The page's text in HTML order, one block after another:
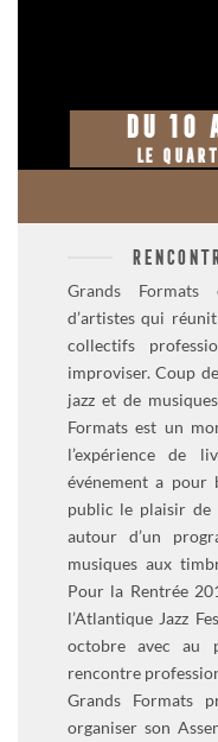
DU 10
LE
Grands Formats
d’artistes qui
collectifs
improviser. Coup
jazz et de
Formats est un
l’expérience de
événement a
public le plaisir de
autour d’un
musiques aux
Pour la Rentrée
l’Atlantique Jazz
octobre avec au
rencontre
Grands Formats
organiser son